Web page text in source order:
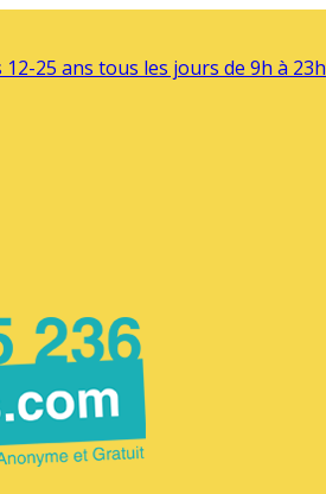
25 ans tous les jours de 9h à 23h